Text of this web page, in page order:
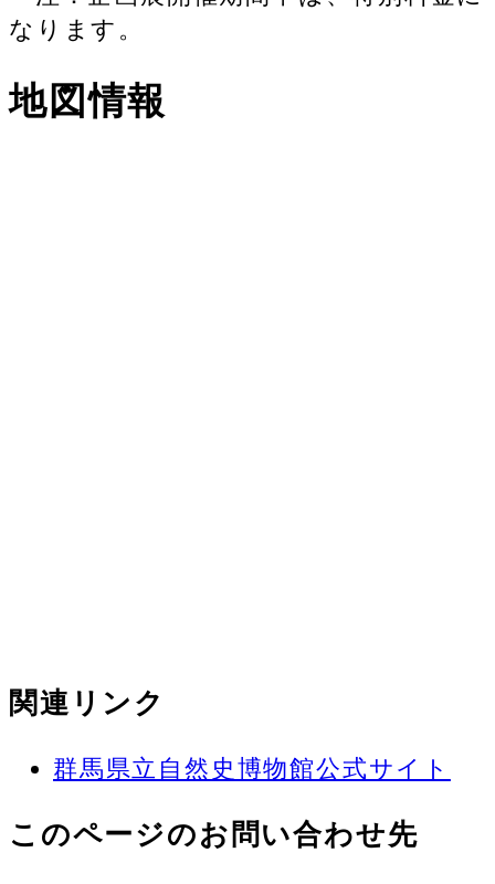
なります。
地図情報
関連リンク
群馬県立自然史博物館公式サイト
このページのお問い合わせ先